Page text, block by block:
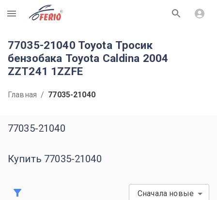
R
77035-21040 Toyota Тросик
бензобака Toyota Caldina 2004
ZZT241 1ZZFE
Главная / 77035-21040
77035-21040
Купить 77035-21040
Сначала новые